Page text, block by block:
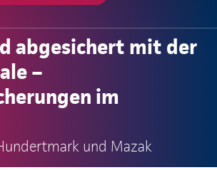
abgesichert mit der
–
im
und Mazak